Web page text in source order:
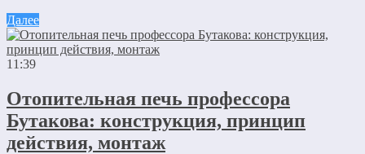
Далее
11:39
Отопительная печь профессора
Бутакова: конструкция, принцип
действия, монтаж